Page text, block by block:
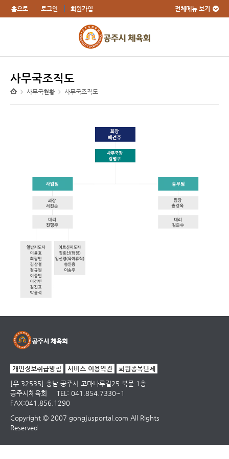
홈으로 로그인 회원가입 전체메뉴 보기
사무국조직도
> 사무국현황 > 사무국조직도
개인정보취급방침 서비스 이용약관
회원종목단체
[우 32535] 충남 공주시 고마나루길25 북문 1층
공주시체육회
TEL: 041.854.7330~1
FAX:041.856.1290
Copyright © 2007 gongjusportal.com All Rights
Reserved